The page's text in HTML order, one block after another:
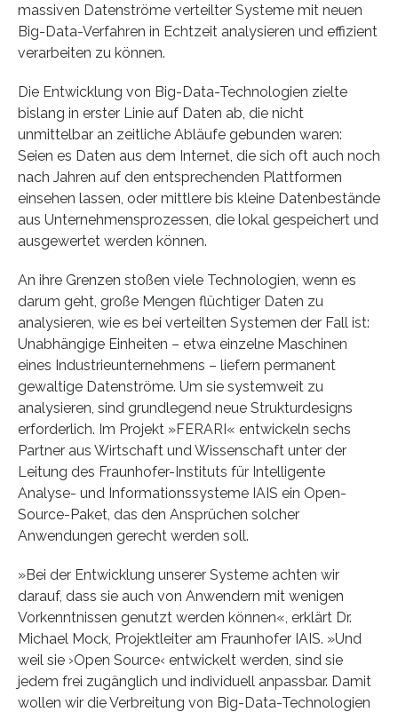
massiven Datenströme verteilter Systeme mit neuen
Big-Data-Verfahren in Echtzeit analysieren und effizient
verarbeiten zu können.
Die Entwicklung von Big-Data-Technologien zielte
bislang in erster Linie auf Daten ab, die nicht
unmittelbar an zeitliche Abläufe gebunden waren:
Seien es Daten aus dem Internet, die sich oft auch noch
nach Jahren auf den entsprechenden Plattformen
einsehen lassen, oder mittlere bis kleine Datenbestände
aus Unternehmensprozessen, die lokal gespeichert und
ausgewertet werden können.
An ihre Grenzen stoßen viele Technologien, wenn es
darum geht, große Mengen flüchtiger Daten zu
analysieren, wie es bei verteilten Systemen der Fall ist:
Unabhängige Einheiten – etwa einzelne Maschinen
eines Industrieunternehmens – liefern permanent
gewaltige Datenströme. Um sie systemweit zu
analysieren, sind grundlegend neue Strukturdesigns
erforderlich. Im Projekt »FERARI« entwickeln sechs
Partner aus Wirtschaft und Wissenschaft unter der
Leitung des Fraunhofer-Instituts für Intelligente
Analyse- und Informationssysteme IAIS ein Open-
Source-Paket, das den Ansprüchen solcher
Anwendungen gerecht werden soll.
»Bei der Entwicklung unserer Systeme achten wir
darauf, dass sie auch von Anwendern mit wenigen
Vorkenntnissen genutzt werden können«, erklärt Dr.
Michael Mock, Projektleiter am Fraunhofer IAIS. »Und
weil sie ›Open Source‹ entwickelt werden, sind sie
jedem frei zugänglich und individuell anpassbar. Damit
wollen wir die Verbreitung von Big-Data-Technologien